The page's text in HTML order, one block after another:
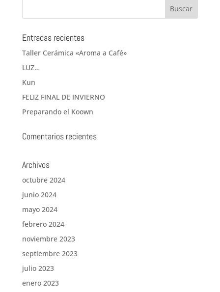
Entradas recientes
Taller Cerámica «Aroma a Café»
LUZ…
Kun
FELIZ FINAL DE INVIERNO
Preparando el Koown
Comentarios recientes
Archivos
octubre 2024
junio 2024
mayo 2024
febrero 2024
noviembre 2023
septiembre 2023
julio 2023
enero 2023